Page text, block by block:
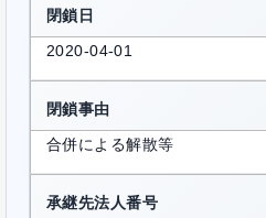
閉鎖日
2020-04-01
閉鎖事由
合併による解散等
承継先法人番号